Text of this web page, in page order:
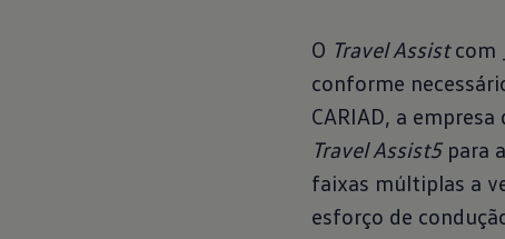
O Travel Assistcom
conforme
CARIAD, a
Travel Assist5para
faixas múltiplas a
esforço de